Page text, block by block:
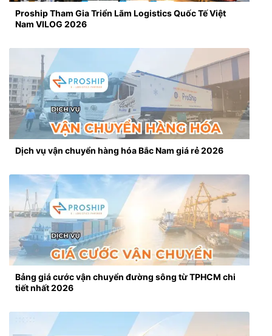
Proship Tham Gia Triển Lãm Logistics Quốc Tế Việt
Nam VILOG 2026
Dịch vụ vận chuyển hàng hóa Bắc Nam giá rẻ 2026
Bảng giá cước vận chuyển đường sông từ TPHCM chi
tiết nhất 2026